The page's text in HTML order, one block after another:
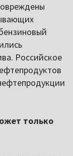
Российское
только